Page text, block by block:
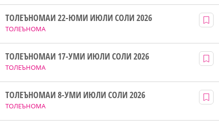
ТОЛЕЪНОМА
ТОЛЕЪНОМАИ 22-ЮМИ ИЮЛИ СОЛИ 2026
ТОЛЕЪНОМА
ТОЛЕЪНОМАИ 17-УМИ ИЮЛИ СОЛИ 2026
ТОЛЕЪНОМА
ТОЛЕЪНОМАИ 8-УМИ ИЮЛИ СОЛИ 2026